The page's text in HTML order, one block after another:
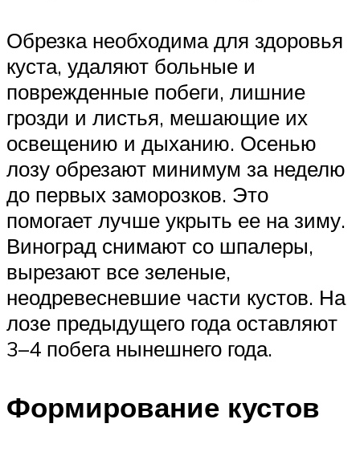
Обрезка необходима для здоровья
куста, удаляют больные и
поврежденные побеги, лишние
грозди и листья, мешающие их
освещению и дыханию. Осенью
лозу обрезают минимум за неделю
до первых заморозков. Это
помогает лучше укрыть ее на зиму.
Виноград снимают со шпалеры,
вырезают все зеленые,
неодревесневшие части кустов. На
лозе предыдущего года оставляют
3–4 побега нынешнего года.
Формирование кустов